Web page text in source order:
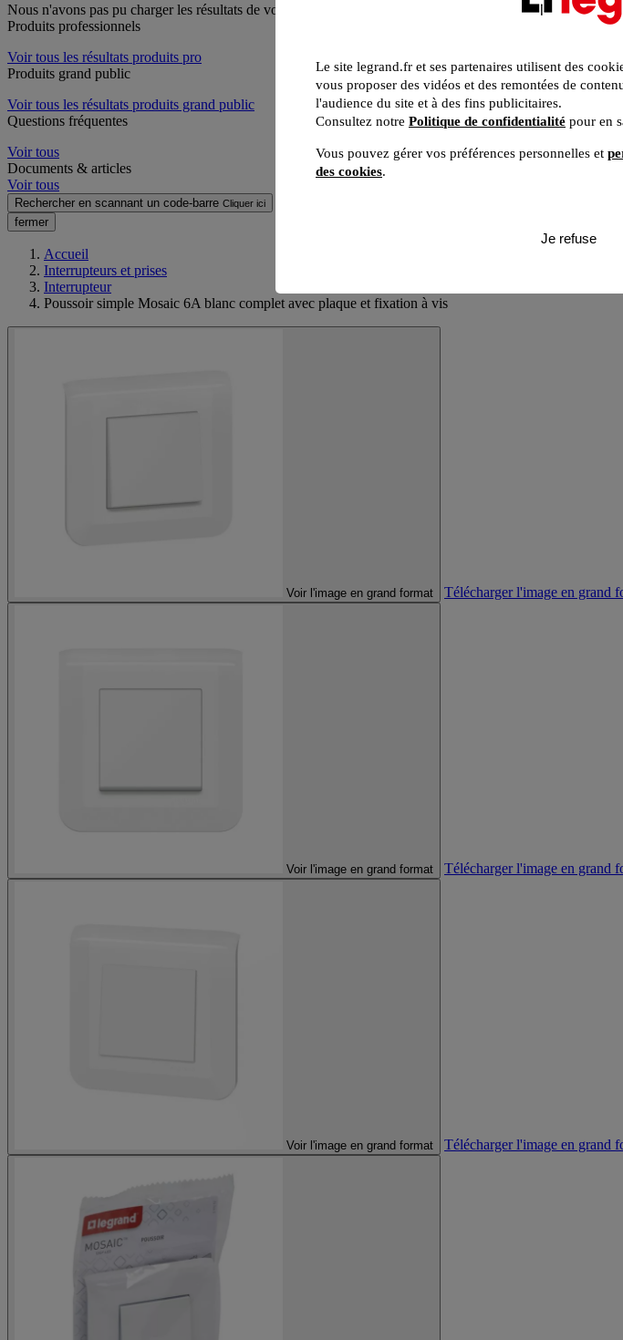
Nous n'avons pas pu charger les résultats de votre recherche
Produits professionnels
Voir tous les résultats produits pro
Produits grand public
Voir tous les résultats produits grand public
Questions fréquentes
Voir tous
Documents & articles
Voir tous
Rechercher en scannant un code-barre Cliquer ici
fermer
Accueil
Interrupteurs et prises
Interrupteur
Poussoir simple Mosaic 6A blanc complet avec plaque et fixation à vis
Voir l'image en grand format Télécharger l'image en grand
Voir l'image en grand format Télécharger l'image en grand
Voir l'image en grand format Télécharger l'image en grand
Le site legrand.fr et ses partenaires utilisent des
vous proposer des vidéos et des remontées de
l'audience du site et à des fins publicitaires.
Consultez notre Politique de confidentialité pour en
Vous pouvez gérer vos préférences personnelles et
des cookies.
Je refuse